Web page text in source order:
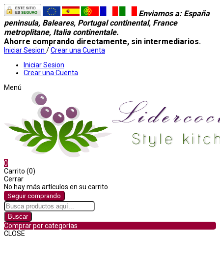
Enviamos a: España
peninsula, Baleares, Portugal continental, France
metroplitane, Italia continentale.
Ahorre comprando directamente, sin intermediarios.
Iniciar Sesion /Crear una Cuenta
Iniciar Sesion
Crear una Cuenta
Menú
0
Carrito (0)
Cerrar
No hay más artículos en su carrito
Seguir comprando
Buscar
Comprar por categorías
CLOSE